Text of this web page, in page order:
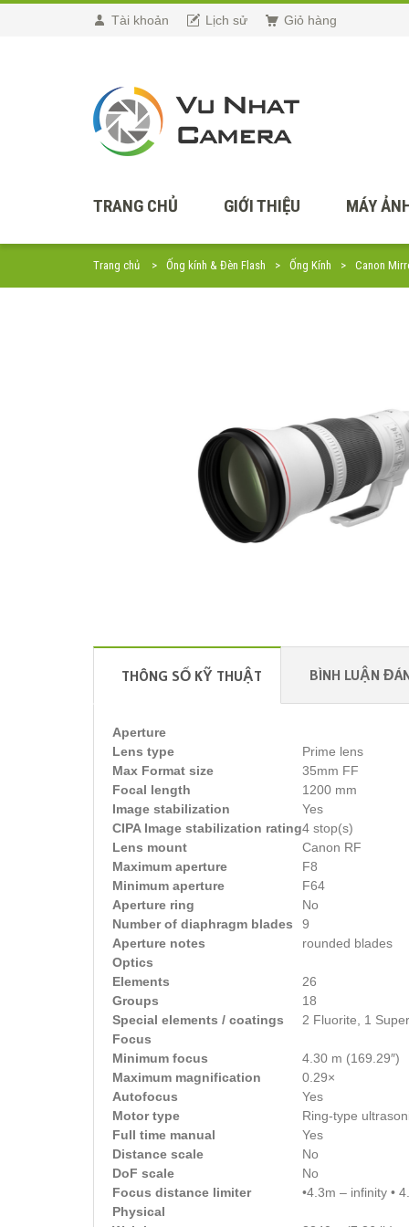
Tài khoản Lịch sử Giỏ hàng
TRANG CHỦ GIỚI THIỆU MÁY
Trang chủ Ống kính & Đèn Flash Ống Kính Canon
THÔNG SỐ KỸ THUẬT BÌNH LUẬN
Lens type
Prime lens
Max Format size
35mm FF
Focal length
1200 mm
Image stabilization
Yes
CIPA Image stabilization rating4 stop(s)
Lens mount
Canon RF
Aperture
Maximum aperture
F8
Minimum aperture
F64
Aperture ring
No
Number of diaphragm blades
9
Aperture notes
rounded blades
Optics
Elements
26
Groups
18
Special elements / coatings
2 Fluorite, 1
Focus
Minimum focus
4.30 m (169.29″)
Maximum magnification
0.29×
Autofocus
Yes
Motor type
Ring-type
Full time manual
Yes
Distance scale
No
DoF scale
No
Focus distance limiter
•4.3m – infinity •
Physical